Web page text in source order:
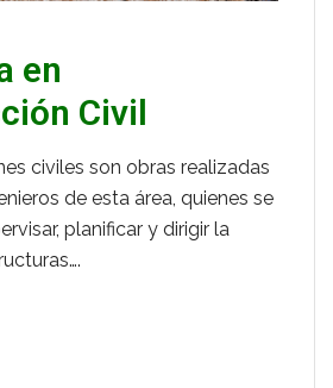
en
Civil
civiles son obras realizadas
de esta área, quienes se
planificar y dirigir la